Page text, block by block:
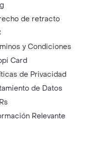
de retracto
y Condiciones
Card
de Privacidad
de Datos
Relevante